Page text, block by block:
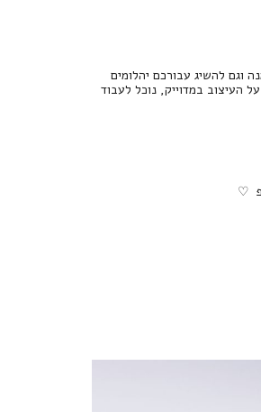
וגם להשיג עבורכם יהלומים
העיצוב במדוייק, נוכל לעבוד
♡